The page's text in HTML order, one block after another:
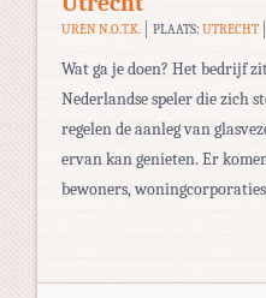
UREN N.O.T.K. PLAATS: UTRECHT
Wat ga je doen? Het bedrijf
Nederlandse speler die zich
regelen de aanleg van
ervan kan genieten. Er
bewoners,